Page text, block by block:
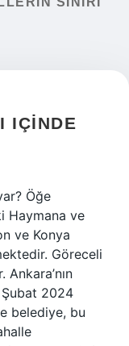
IÇINDE
Öğe
Haymana ve
ve Konya
Göreceli
Şubat 2024
belediye, bu